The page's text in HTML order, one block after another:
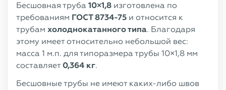
Бесшовная труба 10×1,8 изготовлена по
требованиям ГОСТ 8734-75 и относится к
трубам холоднокатанного типа. Благодаря
этому имеет относительно небольшой вес:
масса 1 м.п. для типоразмера трубы 10×1,8 мм
составляет0,364 кг.
Бесшовные трубы не имеют каких-либо швов